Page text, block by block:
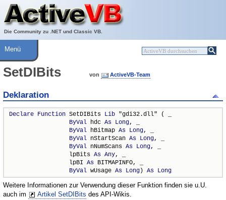
Die Community zu .NET und Classic VB.
Über ActiveVB
Hilfe
Menü
SetDIBits von ActiveVB-Team
Deklaration
Declare Function SetDIBits Lib "gdi32.dll" ( _
ByVal hdc As Long, _
ByVal hBitmap As Long, _
ByVal nStartScan As Long, _
ByVal nNumScans As Long, _
                 lpBits
As Any, _
                 lpBI
As BITMAPINFO, _
ByVal wUsage As Long) As Long
Weitere Informationen zur Verwendung dieser Funktion finden sie u.U.
auch im
Artikel SetDIBits des API-Wikis.